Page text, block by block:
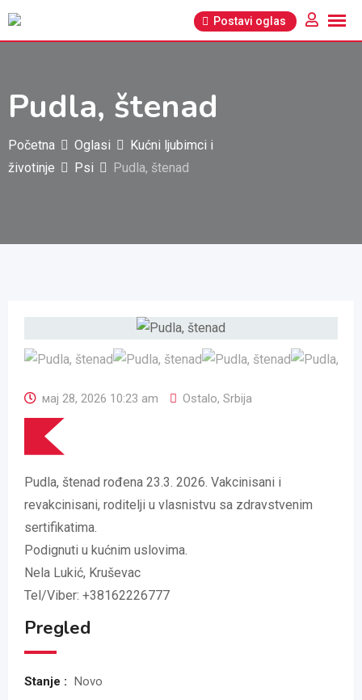
Pređi
Postavi oglas
Pudla, štenad
Početna Oglasi
Kućni ljubimci i
životinje
Psi Pudla, štenad
мај 28, 2026 10:23 am Ostalo, Srbija
Pudla, štenad rođena 23.3. 2026. Vakcinisani i
revakcinisani, roditelji u vlasnistvu sa zdravstvenim
sertifikatima.
Podignuti u kućnim uslovima.
Nela Lukić, Kruševac
Tel/Viber: +38162226777
Pregled
Stanje : Novo